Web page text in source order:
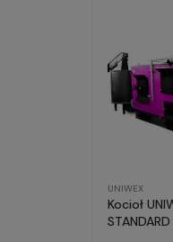
UNIWEX
Kocioł